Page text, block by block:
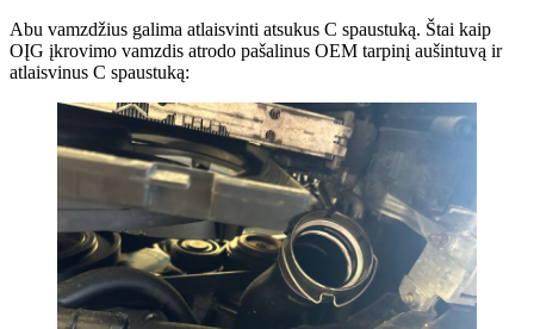
Abu vamzdžius galima atlaisvinti atsukus C spaustuką. Štai kaip
OĮG įkrovimo vamzdis atrodo pašalinus OEM tarpinį aušintuvą ir
atlaisvinus C spaustuką: